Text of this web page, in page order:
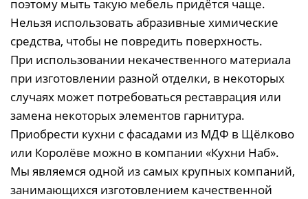
поэтому мыть такую мебель придётся чаще.
Нельзя использовать абразивные химические
средства, чтобы не повредить поверхность.
При использовании некачественного материала
при изготовлении разной отделки, в некоторых
случаях может потребоваться реставрация или
замена некоторых элементов гарнитура.
Приобрести кухни с фасадами из МДФ в Щёлково
или Королёве можно в компании «Кухни Наб».
Мы являемся одной из самых крупных компаний,
занимающихся изготовлением качественной